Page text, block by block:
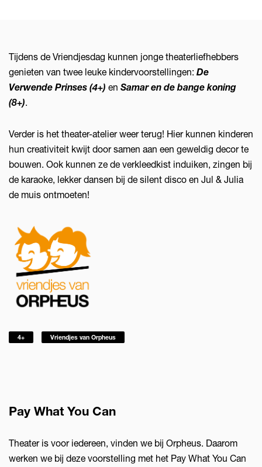
Tijdens de Vriendjesdag kunnen jonge theaterliefhebbers
genieten van twee leuke kindervoorstellingen: De
Verwende Prinses (4+) en Samar en de bange koning
(8+).
Verder is het theater-atelier weer terug! Hier kunnen kinderen
hun creativiteit kwijt door samen aan een geweldig decor te
bouwen. Ook kunnen ze de verkleedkist induiken, zingen bij
de karaoke, lekker dansen bij de silent disco en Jul & Julia
de muis ontmoeten!
4+ Vriendjes van Orpheus
Pay What You Can
Theater is voor iedereen, vinden we bij Orpheus. Daarom
werken we bij deze voorstelling met het Pay What You Can
Inzoomen